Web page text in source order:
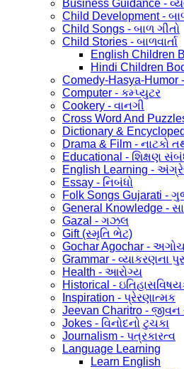
Business Guidance -
Child Development -
Child Songs - બાળ ગીતો
Child Stories - બાળવાર્તા
English Children
Hindi Children
Comedy-Hasya-Humor
Computer - કમ્પ્યુટર
Cookery - વાનગી
Cross Word And
Dictionary &
Drama & Film - નાટકો
Educational - શિક્ષણ
English Learning -
Essay - નિબંધો
Folk Songs Gujarati -
General Knowledge -
Gazal - ગઝલ
Gift (સ્મૃતિ ભેટ)
Gochar Agochar -
Grammar - વ્યાકરણના
Health - આરોગ્ય
Historical -
Inspiration - પ્રેરણાત્મક
Jeevan Charitro - જીવન
Jokes - વિનોદનો ટુચકા
Journalism - પત્રકારત્વ
Language Learning
Learn English